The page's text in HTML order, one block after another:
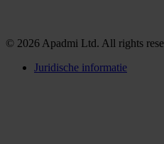
© 2026 Apadmi Ltd. All rights
Juridische informatie